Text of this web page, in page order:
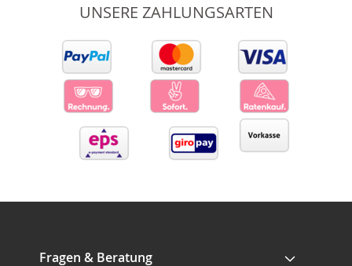
UNSERE ZAHLUNGSARTEN
Fragen & Beratung